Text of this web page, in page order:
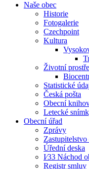
Naše obec
Historie
Fotogalerie
Czechpoint
Kultura
Životní
Statistické
Česká pošta
Obecní
Letecké
Obecní úřad
Zprávy
Zastupitelstvo
Úřední deska
I⁄33 Náchod
Registr smluv